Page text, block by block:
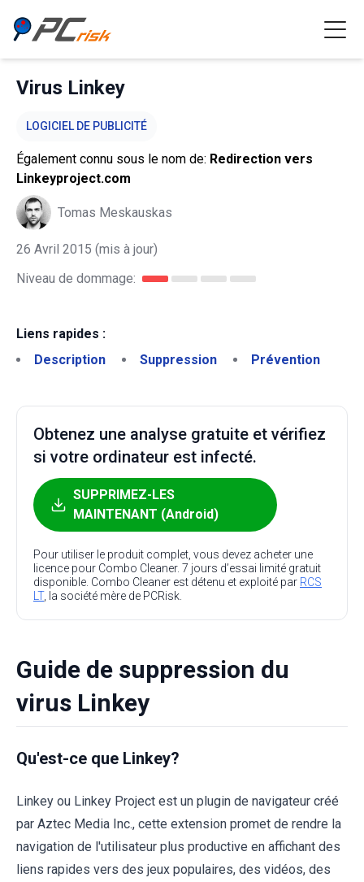
Virus Linkey
LOGICIEL DE PUBLICITÉ
Également connu sous le nom de: Redirection vers
Linkeyproject.com
Tomas Meskauskas
26 Avril 2015 (mis à jour)
Niveau de dommage:
Liens rapides :
Description
Suppression Prévention
Obtenez une analyse gratuite et vérifiez
si votre ordinateur est infecté.
SUPPRIMEZ-LES
MAINTENANT (Android)
Pour utiliser le produit complet, vous devez acheter une
licence pour Combo Cleaner. 7 jours d’essai limité gratuit
disponible. Combo Cleaner est détenu et exploité par RCS
LT, la société mère de PCRisk.
Guide de suppression du
virus Linkey
Qu'est-ce que Linkey?
Linkey ou Linkey Project est un plugin de navigateur créé
par Aztec Media Inc., cette extension promet de rendre la
navigation de l'utilisateur plus productive en affichant des
liens rapides vers des jeux populaires, des vidéos, des